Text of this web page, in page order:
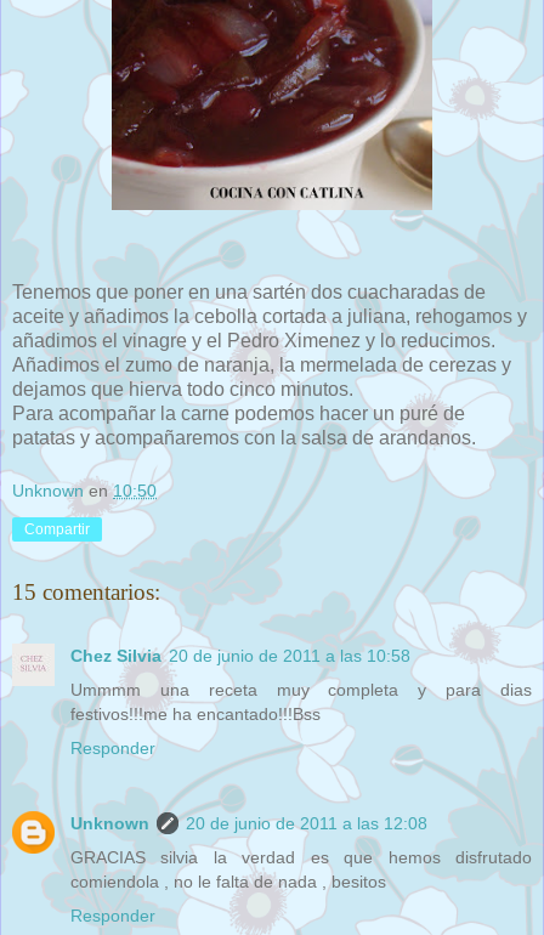
Tenemos que poner en una sartén dos cuacharadas de
aceite y añadimos la cebolla cortada a juliana, rehogamos y
añadimos el vinagre y el Pedro Ximenez y lo reducimos.
Añadimos el zumo de naranja, la mermelada de cerezas y
dejamos que hierva todo cinco minutos.
Para acompañar la carne podemos hacer un puré de
patatas y acompañaremos con la salsa de arandanos.
Unknown en10:50
Compartir
15 comentarios:
Chez Silvia 20 de junio de 2011 a las 10:58
Ummmm una receta muy completa y para dias
festivos!!!me ha encantado!!!Bss
Responder
Unknown
20 de junio de 2011 a las 12:08
GRACIAS silvia la verdad es que hemos disfrutado
comiendola , no le falta de nada , besitos
Responder